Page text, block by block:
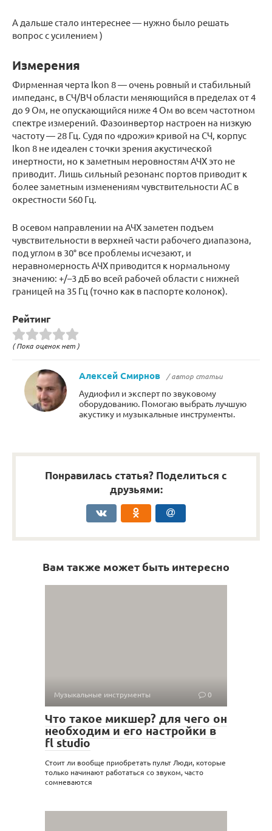
А дальше стало интереснее — нужно было решать
вопрос с усилением )
Измерения
Фирменная черта Ikon 8 — очень ровный и стабильный
импеданс, в СЧ/ВЧ области меняющийся в пределах от 4
до 9 Ом, не опускающийся ниже 4 Ом во всем частотном
спектре измерений. Фазоинвертор настроен на низкую
частоту — 28 Гц. Судя по «дрожи» кривой на СЧ, корпус
Ikon 8 не идеален с точки зрения акустической
инертности, но к заметным неровностям АЧХ это не
приводит. Лишь сильный резонанс портов приводит к
более заметным изменениям чувствительности АС в
окрестности 560 Гц.
В осевом направлении на АЧХ заметен подъем
чувствительности в верхней части рабочего диапазона,
под углом в 30° все проблемы исчезают, и
неравномерность АЧХ приводится к нормальному
значению: +/–3 дБ во всей рабочей области с нижней
границей на 35 Гц (точно как в паспорте колонок).
Рейтинг
( Пока оценок нет )
Алексей Смирнов / автор статьи
Аудиофил и эксперт по звуковому
оборудованию. Помогаю выбрать лучшую
акустику и музыкальные инструменты.
Понравилась статья? Поделиться с
друзьями:
Вам также может быть интересно
Музыкальные инструменты 0
Что такое микшер? для чего он
необходим и его настройки в
fl studio
Стоит ли вообще приобретать пульт Люди, которые
только начинают работаться со звуком, часто
сомневаются